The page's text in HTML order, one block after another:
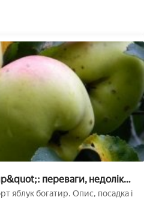
переваги, недоліки,
яблук богатир. Опис, посадка і